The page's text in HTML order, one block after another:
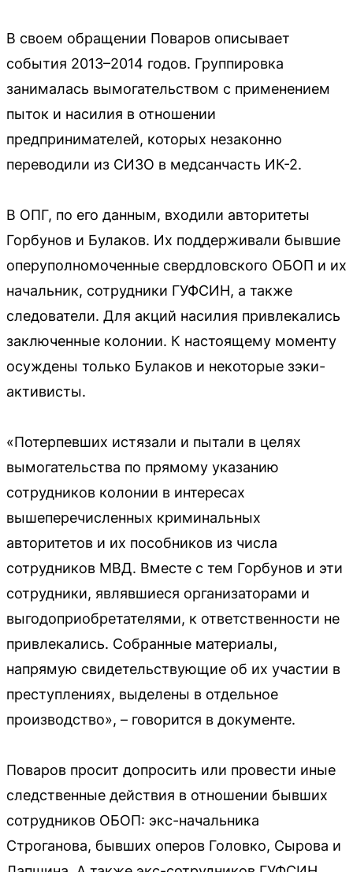
В своем обращении Поваров описывает
события 2013–2014 годов. Группировка
занималась вымогательством с применением
пыток и насилия в отношении
предпринимателей, которых незаконно
переводили из СИЗО в медсанчасть ИК-2.
В ОПГ, по его данным, входили авторитеты
Горбунов и Булаков. Их поддерживали бывшие
оперуполномоченные свердловского ОБОП и их
начальник, сотрудники ГУФСИН, а также
следователи. Для акций насилия привлекались
заключенные колонии. К настоящему моменту
осуждены только Булаков и некоторые зэки-
активисты.
«Потерпевших истязали и пытали в целях
вымогательства по прямому указанию
сотрудников колонии в интересах
вышеперечисленных криминальных
авторитетов и их пособников из числа
сотрудников МВД. Вместе с тем Горбунов и эти
сотрудники, являвшиеся организаторами и
выгодоприобретателями, к ответственности не
привлекались. Собранные материалы,
напрямую свидетельствующие об их участии в
преступлениях, выделены в отдельное
производство», – говорится в документе.
Поваров просит допросить или провести иные
следственные действия в отношении бывших
сотрудников ОБОП: экс-начальника
Строганова, бывших оперов Головко, Сырова и